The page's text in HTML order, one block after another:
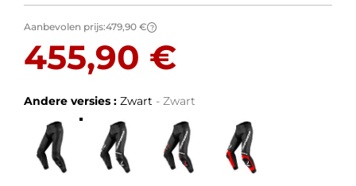
Aanbevolen prijs:479,90 € ?
455,90 €
Andere versies : Zwart - Zwart